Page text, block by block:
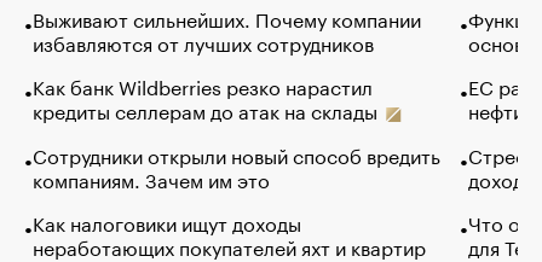
Выживают сильнейших. Почему компании
избавляются от лучших сотрудников
Как банк Wildberries резко нарастил
кредиты селлерам до атак на склады
Сотрудники открыли новый способ вредить
компаниям. Зачем им это
Как налоговики ищут доходы
неработающих покупателей яхт и квартир
основ
ЕС
нефти
Что
для